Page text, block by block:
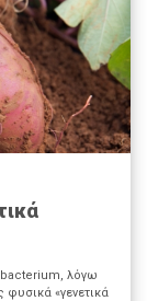
λόγω
«γενετικά